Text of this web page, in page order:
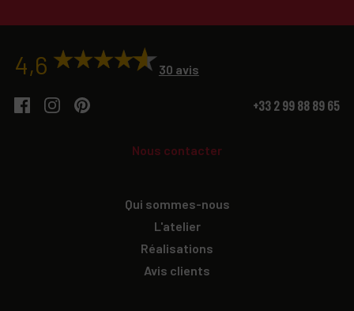
4,6 30 avis
+33 2 99 88 89 65
Nous contacter
Qui sommes-nous
L'atelier
Réalisations
Avis clients